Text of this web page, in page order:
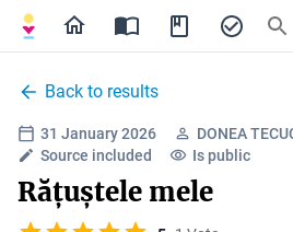
Back to results
31 January 2026
DONEA
Source included
Is public
Rățuștele mele